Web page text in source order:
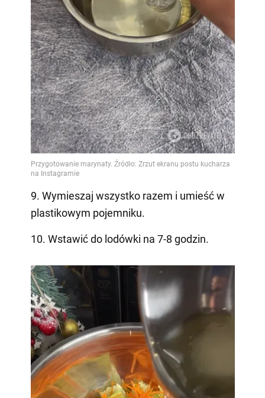
9. Wymieszaj wszystko razem i umieść w
plastikowym pojemniku.
10. Wstawić do lodówki na 7-8 godzin.